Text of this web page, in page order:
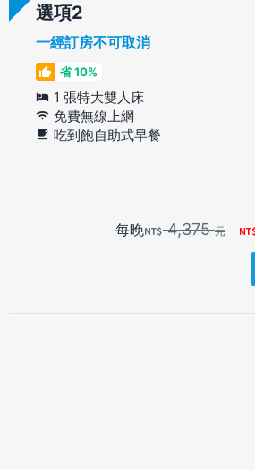
選項
一經訂房不可取消
省 10%
1 張特大雙人床
免費無線上網
吃到飽自助式早餐
每晚 4,375元